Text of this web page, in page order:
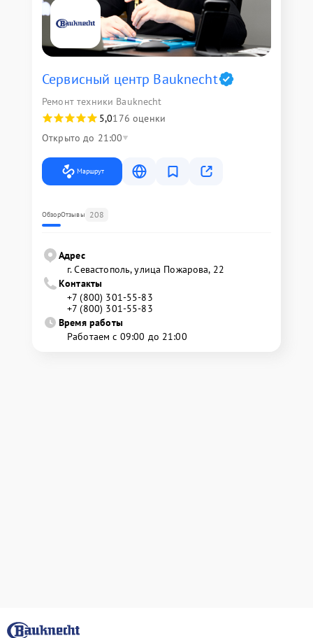
Сервисный центр Bauknecht
Ремонт техники Bauknecht
5,0176 оценки
Открыто до 21:00
Маршрут
ОбзорОтзывы 208
Адрес
г. Севастополь, улица Пожарова, 22
Контакты
+7 (800) 301-55-83
+7 (800) 301-55-83
Время работы
Работаем с 09:00 до 21:00